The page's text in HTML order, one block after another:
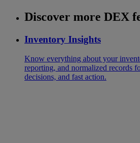
Discover more DEX
Inventory Insights
Know everything about your
reporting, and normalized records
decisions, and fast action.